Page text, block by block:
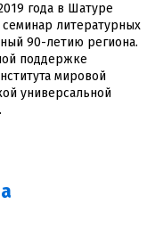
года в Шатуре
литературных
90-летию региона.
поддержке
мировой
универсальной